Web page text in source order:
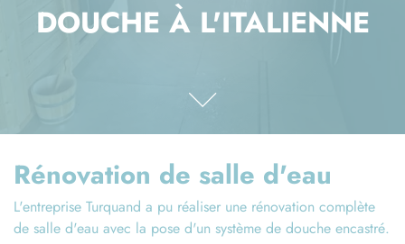
DOUCHE À L'ITALIENNE
Rénovation de salle d'eau
L'entreprise Turquand a pu réaliser une rénovation complète
de salle d'eau avec la pose d'un système de douche encastré.